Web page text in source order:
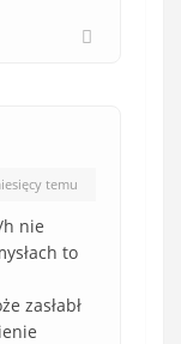
temu
nie
to
zasłabł